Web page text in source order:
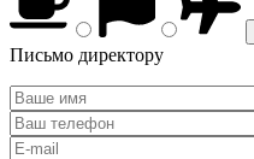
Письмо директору